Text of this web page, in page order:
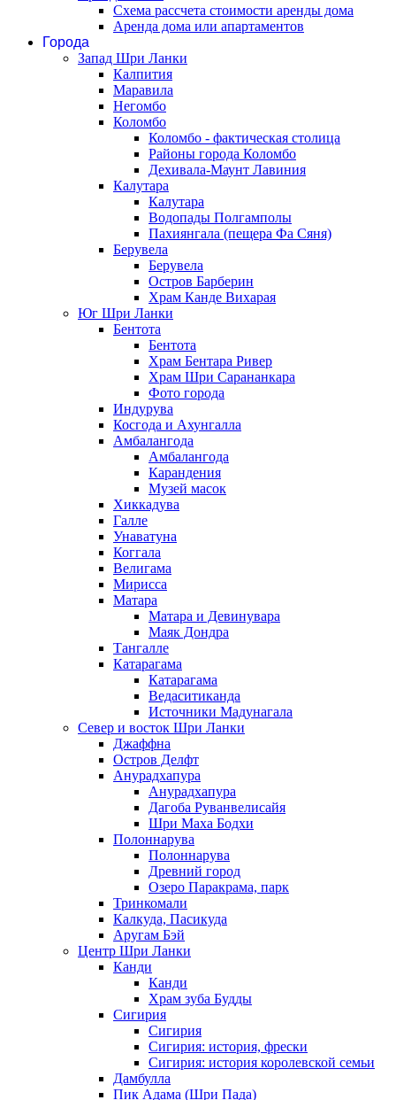
Схема рассчета стоимости аренды дома
Аренда дома или апартаментов
Города
Запад Шри Ланки
Калпития
Маравила
Негомбо
Коломбо
Коломбо - фактическая столица
Районы города Коломбо
Дехивала-Маунт Лавиния
Калутара
Калутара
Водопады Полгамполы
Пахиянгала (пещера Фа Сяня)
Берувела
Берувела
Остров Барберин
Храм Канде Вихарая
Юг Шри Ланки
Бентота
Бентота
Храм Бентара Ривер
Храм Шри Сарананкара
Фото города
Индурува
Косгода и Ахунгалла
Амбалангода
Амбалангода
Карандения
Музей масок
Хиккадува
Галле
Унаватуна
Коггала
Велигама
Мирисса
Матара
Матара и Девинувара
Маяк Дондра
Тангалле
Катарагама
Катарагама
Ведаситиканда
Источники Мадунагала
Север и восток Шри Ланки
Джаффна
Остров Делфт
Анурадхапура
Анурадхапура
Дагоба Руванвелисайя
Шри Маха Бодхи
Полоннарува
Полоннарува
Древний город
Озеро Паракрама, парк
Тринкомали
Калкуда, Пасикуда
Аругам Бэй
Центр Шри Ланки
Канди
Канди
Храм зуба Будды
Сигирия
Сигирия
Сигирия: история, фрески
Сигирия: история королевской семьи
Дамбулла
Пик Адама (Шри Пада)